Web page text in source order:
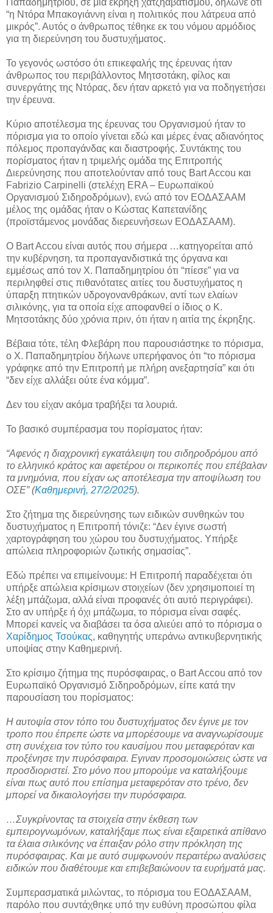
Παπαδημητρίου, σε μια έκρηξη χατζηαβατισμού, δήλωνε ότι
“η Ντόρα Μπακογιάννη είναι η πολιτικός που λάτρευα από
μικρός”. Αυτός ο άνθρωπος τέθηκε εκ του νόμου αρμόδιος
για τη διερεύνηση του δυστυχήματος.
Το γεγονός ωστόσο ότι επικεφαλής της έρευνας ήταν
άνθρωπος του περιβάλλοντος Μητσοτάκη, φίλος και
συνεργάτης της Ντόρας, δεν ήταν αρκετό για να ποδηγετήσει
την έρευνα.
Κύριο αποτέλεσμα της έρευνας του Οργανισμού ήταν το
πόρισμα για το οποίο γίνεται εδώ και μέρες ένας αδιανόητος
πόλεμος προπαγάνδας και διαστροφής. Συντάκτης του
πορίσματος ήταν η τριμελής ομάδα της Επιτροπής
Διερεύνησης που αποτελούνταν από τους Bart Accou και
Fabrizio Carpinelli (στελέχη ERA – Ευρωπαϊκού
Οργανισμού Σιδηροδρόμων), ενώ από τον ΕΟΔΑΣΑΑΜ
μέλος της ομάδας ήταν ο Κώστας Καπετανίδης
(προϊστάμενος μονάδας διερευνήσεων ΕΟΔΑΣΑΑΜ).
Ο Bart Accou είναι αυτός που σήμερα …κατηγορείται από
την κυβέρνηση, τα προπαγανδιστικά της όργανα και
εμμέσως από τον Χ. Παπαδημητρίου ότι “πίεσε” για να
περιληφθεί στις πιθανότατες αιτίες του δυστυχήματος η
ύπαρξη πτητικών υδρογονανθράκων, αντί των ελαίων
σιλικόνης, για τα οποία είχε αποφανθεί ο ίδιος ο Κ.
Μητσοτάκης δύο χρόνια πριν, ότι ήταν η αιτία της έκρηξης.
Βέβαια τότε, τέλη Φλεβάρη που παρουσιάστηκε το πόρισμα,
ο Χ. Παπαδημητρίου δήλωνε υπερήφανος ότι “το πόρισμα
γράφηκε από την Επιτροπή με πλήρη ανεξαρτησία” και ότι
“δεν είχε αλλάξει ούτε ένα κόμμα”.
Δεν του είχαν ακόμα τραβήξει τα λουριά.
Το βασικό συμπέρασμα του πορίσματος ήταν:
“Αφενός η διαχρονική εγκατάλειψη του σιδηροδρόμου από
το ελληνικό κράτος και αφετέρου οι περικοπές που επέβαλαν
τα μνημόνια, που είχαν ως αποτέλεσμα την αποψίλωση του
ΟΣΕ” (Καθημερινή, 27/2/2025).
Στο ζήτημα της διερεύνησης των ειδικών συνθηκών του
δυστυχήματος η Επιτροπή τόνιζε: “Δεν έγινε σωστή
χαρτογράφηση του χώρου του δυστυχήματος. Υπήρξε
απώλεια πληροφοριών ζωτικής σημασίας”.
Εδώ πρέπει να επιμείνουμε: Η Επιτροπή παραδέχεται ότι
υπήρξε απώλεια κρίσιμων στοιχείων (δεν χρησιμοποιεί τη
λέξη μπάζωμα, αλλά είναι προφανές ότι αυτό περιγράφει).
Στο αν υπήρξε ή όχι μπάζωμα, το πόρισμα είναι σαφές.
Μπορεί κανείς να διαβάσει τα όσα αλιεύει από το πόρισμα ο
Χαρίδημος Τσούκας, καθηγητής υπεράνω αντικυβερνητικής
υποψίας στην Καθημερινή.
Στο κρίσιμο ζήτημα της πυρόσφαιρας, ο Bart Accou από τον
Ευρωπαϊκό Οργανισμό Σιδηροδρόμων, είπε κατά την
παρουσίαση του πορίσματος:
Η αυτοψία στον τόπο του δυστυχήματος δεν έγινε με τον
τροπο που έπρεπε ώστε να μπορέσουμε να αναγνωρίσουμε
στη συνέχεια τον τύπο του καυσίμου που μεταφερόταν και
προξένησε την πυρόσφαιρα. Εγιναν προσομοιώσεις ώστε να
προσδιοριστεί. Στο μόνο που μπορούμε να καταλήξουμε
είναι πως αυτό που επίσημα μεταφερόταν στο τρένο, δεν
μπορεί να δικαιολογήσει την πυρόσφαιρα.
…Συγκρίνοντας τα στοιχεία στην έκθεση των
εμπειρογνωμόνων, καταλήξαμε πως είναι εξαιρετικά απίθανο
τα έλαια σιλικόνης να έπαιξαν ρόλο στην πρόκληση της
πυρόσφαιρας. Και με αυτό συμφωνούν περαιτέρω αναλύσεις
ειδικών που διαθέτουμε και επιβεβαιώνουν τα ευρήματά μας.
Συμπερασματικά μιλώντας, το πόρισμα του ΕΟΔΑΣΑΑΜ,
παρόλο που συντάχθηκε υπό την ευθύνη προσώπου φίλα